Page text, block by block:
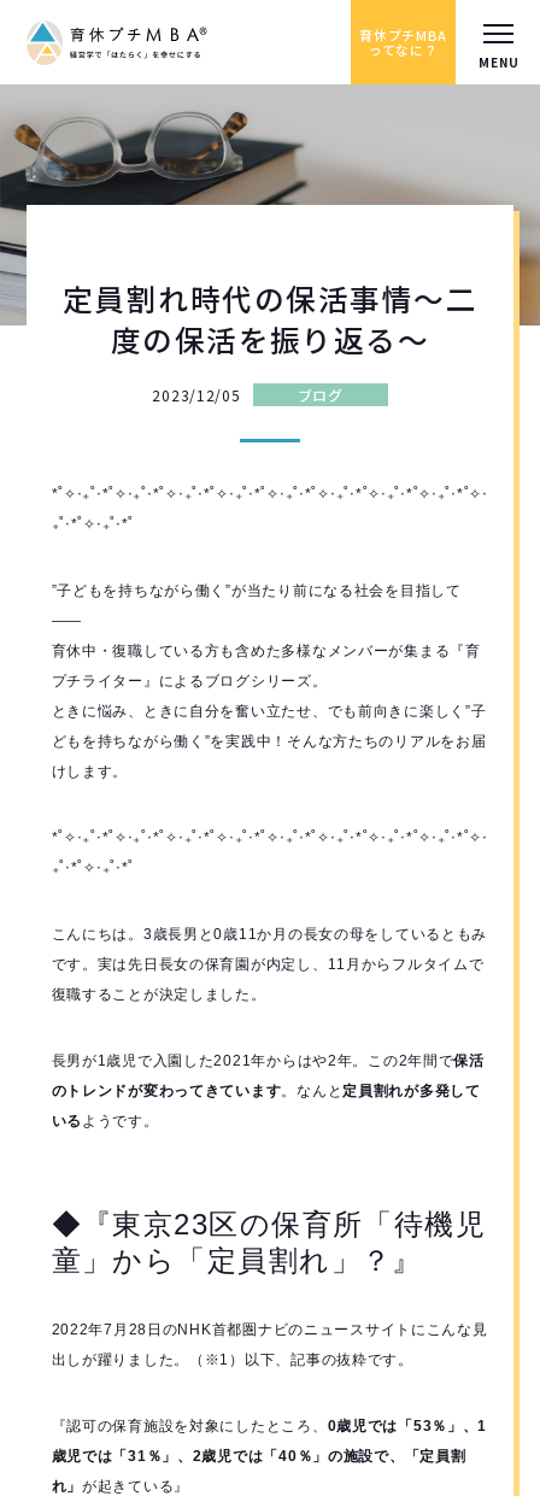
育休プチMBA
ってなに？
定員割れ時代の保活事情〜二
度の保活を振り返る〜
2023/12/05 ブログ
*˚✧︎‧₊˚‧*˚✧︎‧₊˚‧*˚✧︎‧₊˚‧*˚✧︎‧₊˚‧*˚✧︎‧₊˚‧*˚✧︎‧₊˚‧*˚✧︎‧₊˚‧*˚✧︎‧₊˚‧*˚✧︎‧
₊˚‧*˚✧︎‧₊˚‧*˚
”子どもを持ちながら働く”が当たり前になる社会を目指して
――
育休中・復職している方も含めた多様なメンバーが集まる『育
プチライター』によるブログシリーズ。
ときに悩み、ときに自分を奮い立たせ、でも前向きに楽しく”子
どもを持ちながら働く”を実践中！そんな方たちのリアルをお届
けします。
*˚✧︎‧₊˚‧*˚✧︎‧₊˚‧*˚✧︎‧₊˚‧*˚✧︎‧₊˚‧*˚✧︎‧₊˚‧*˚✧︎‧₊˚‧*˚✧︎‧₊˚‧*˚✧︎‧₊˚‧*˚✧︎‧
₊˚‧*˚✧︎‧₊˚‧*˚
こんにちは。3歳長男と0歳11か月の長女の母をしているともみ
です。実は先日長女の保育園が内定し、11月からフルタイムで
復職することが決定しました。
長男が1歳児で入園した2021年からはや2年。この2年間で保活
のトレンドが変わってきています。なんと 定員割れが多発して
いる ようです。
◆『東京23区の保育所「待機児
童」から「定員割れ」？』
2022年7月28日のNHK首都圏ナビのニュースサイトにこんな見
出しが躍りました。（※1）以下、記事の抜粋です。
『認可の保育施設を対象にしたところ、 0歳児では「53％」、1
歳児では「31％」、2歳児では「40％」の施設で、「定員割
れ」が起きている』